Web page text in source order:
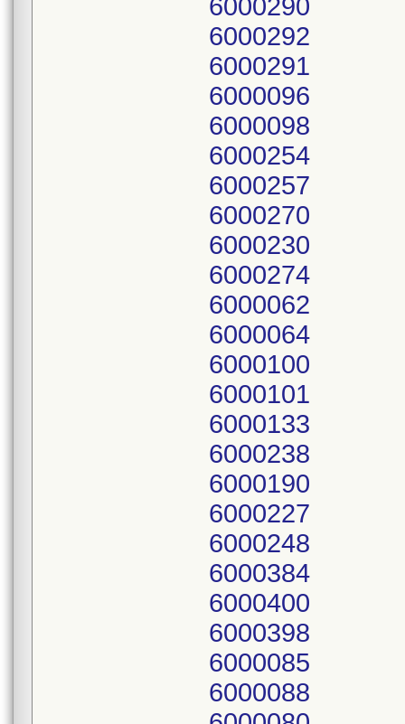
6000290
6000292
6000291
6000096
6000098
6000254
6000257
6000270
6000230
6000274
6000062
6000064
6000100
6000101
6000133
6000238
6000190
6000227
6000248
6000384
6000400
6000398
6000085
6000088